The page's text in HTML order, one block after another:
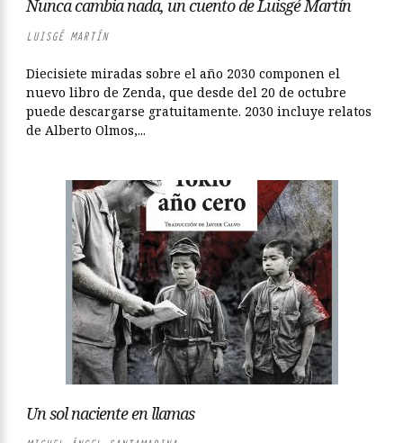
Nunca cambia nada, un cuento de Luisgé Martín
LUISGÉ MARTÍN
Diecisiete miradas sobre el año 2030 componen el
nuevo libro de Zenda, que desde del 20 de octubre
puede descargarse gratuitamente. 2030 incluye relatos
de Alberto Olmos,...
Un sol naciente en llamas